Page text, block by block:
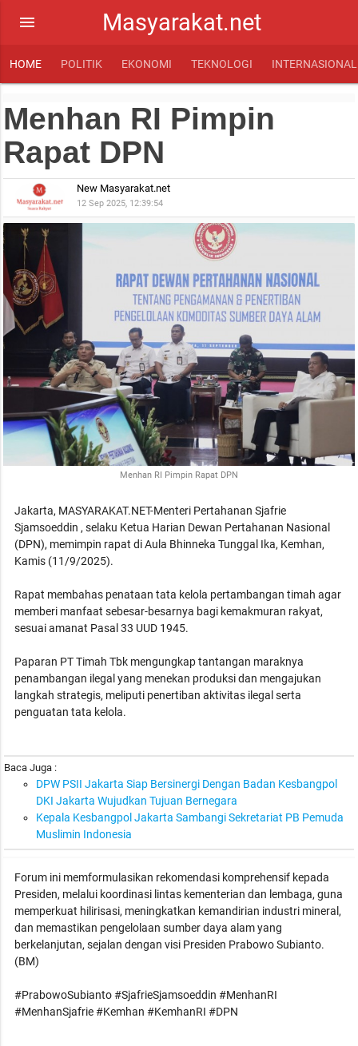
Masyarakat.net
menu
HOME POLITIK EKONOMI TEKNOLOGI INTERNASIONAL
Menhan RI Pimpin
Rapat DPN
New Masyarakat.net
12 Sep 2025, 12:39:54
Menhan RI Pimpin Rapat DPN
Jakarta, MASYARAKAT.NET-Menteri Pertahanan Sjafrie
Sjamsoeddin , selaku Ketua Harian Dewan Pertahanan Nasional
(DPN), memimpin rapat di Aula Bhinneka Tunggal Ika, Kemhan,
Kamis (11/9/2025).
Rapat membahas penataan tata kelola pertambangan timah agar
memberi manfaat sebesar-besarnya bagi kemakmuran rakyat,
sesuai amanat Pasal 33 UUD 1945.
Paparan PT Timah Tbk mengungkap tantangan maraknya
penambangan ilegal yang menekan produksi dan mengajukan
langkah strategis, meliputi penertiban aktivitas ilegal serta
penguatan tata kelola.
Baca Juga :
DPW PSII Jakarta Siap Bersinergi Dengan Badan Kesbangpol
DKI Jakarta Wujudkan Tujuan Bernegara
Kepala Kesbangpol Jakarta Sambangi Sekretariat PB Pemuda
Muslimin Indonesia
Forum ini memformulasikan rekomendasi komprehensif kepada
Presiden, melalui koordinasi lintas kementerian dan lembaga, guna
memperkuat hilirisasi, meningkatkan kemandirian industri mineral,
dan memastikan pengelolaan sumber daya alam yang
berkelanjutan, sejalan dengan visi Presiden Prabowo Subianto.
(BM)
#PrabowoSubianto #SjafrieSjamsoeddin #MenhanRI
#MenhanSjafrie #Kemhan #KemhanRI #DPN